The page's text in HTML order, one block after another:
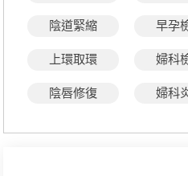
陰道緊縮 早孕
上環取環 婦科
陰唇修復 婦科